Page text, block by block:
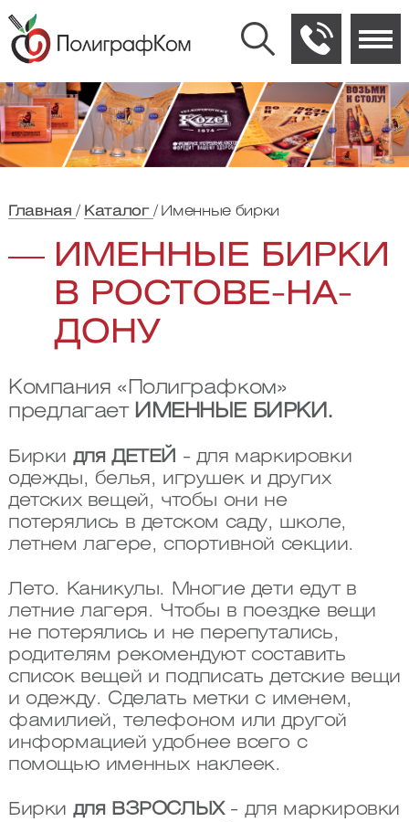
Главная Каталог Именные бирки
ИМЕННЫЕ БИРКИ
В РОСТОВЕ-НА-
ДОНУ
Компания «Полиграфком»
предлагает ИМЕННЫЕ БИРКИ.
Бирки для ДЕТЕЙ - для маркировки
одежды, белья, игрушек и других
детских вещей, чтобы они не
потерялись в детском саду, школе,
летнем лагере, спортивной секции.
Лето. Каникулы. Многие дети едут в
летние лагеря. Чтобы в поездке вещи
не потерялись и не перепутались,
родителям рекомендуют составить
список вещей и подписать детские вещи
и одежду. Сделать метки с именем,
фамилией, телефоном или другой
информацией удобнее всего с
помощью именных наклеек.
Бирки для ВЗРОСЛЫХ - для маркировки